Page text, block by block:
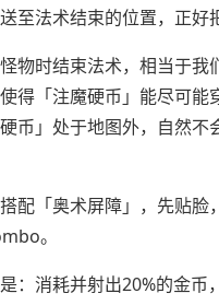
至法术结束的位置，正好
物时结束法术，相当于
得「注魔硬币」能尽可
币」处于地图外，自然
配「奥术屏障」，先贴
。
：消耗并射出20%的金